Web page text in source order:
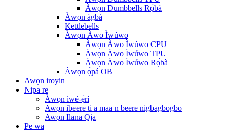
Àwọn Dumbbells Rọ́bà
Àwọn àgbá
Kettlebells
Àwọn Àwo Ìwúwo
Àwọn Àwo Ìwúwo CPU
Àwọn Àwo Ìwúwo TPU
Àwọn Àwo Ìwúwo Rọ́bà
Àwọn ọ̀pá OB
Awọn iroyin
Nipa re
Àwọn ìwé-ẹ̀rí
Awọn ibeere ti a maa n beere nigbagbogbo
Awọn Ilana Ọja
Pe wa